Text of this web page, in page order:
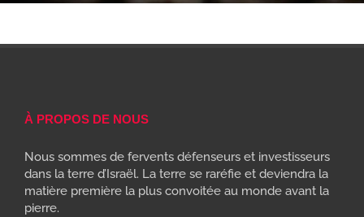
À PROPOS DE NOUS
Nous sommes de fervents défenseurs et investisseurs
dans la terre d’Israël. La terre se raréfie et deviendra la
matière première la plus convoitée au monde avant la
pierre.